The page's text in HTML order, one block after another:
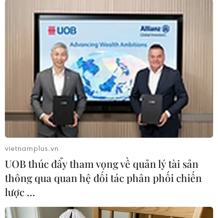
#Vụ khủng bố 11/9 #Khủng bố tại Mỹ
#Tòa tháp đôi
#Lầu Năm góc
#Thảm họa kinh hoàng
#Chống khủng bố
#Al Qaeda
#Nguy cơ Mỹ
vietnamplus.vn
UOB thúc đẩy tham vọng về quản lý tài sản
thông qua quan hệ đối tác phân phối chiến
lược …